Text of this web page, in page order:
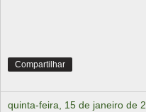
Compartilhar
quinta-feira, 15 de janeiro de